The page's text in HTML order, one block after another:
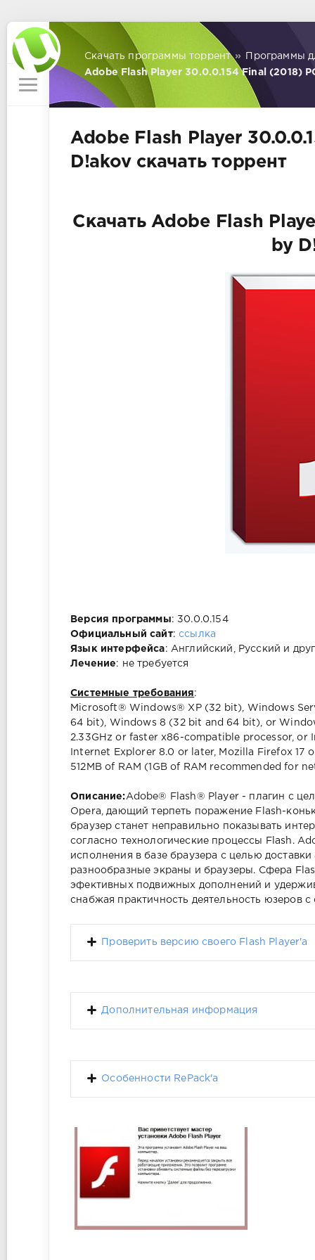
Скачать программы торрент »
Программы
Adobe Flash Player 30.0.0.154 Final (2018)
Adobe Flash Player
D!akov скачать торрент
Скачать Adobe Flash
by
Версия программы: 30.0.0.154
Официальный сайт:ссылка
Язык интерфейса: Английский, Русский и
Лечение: не требуется
Системные требования:
Microsoft® Windows® XP (32 bit), Windows
64 bit), Windows 8 (32 bit and 64 bit), or
2.33GHz or faster x86-compatible processor,
Internet Explorer 8.0 or later, Mozilla Firefox 17
512MB of RAM (1GB of RAM recommended for
Описание:Adobe® Flash® Player - плагин с
Opera, дающий терпеть поражение Flash-
браузер станет неправильно показывать
согласно технологические процессы Flash.
исполнения в базе браузера с целью
разнообразные экраны и браузеры. Сфера
эфективных подвижных дополнений и
снабжая практичность деятельность юзеров
Проверить версию своего Flash Player'а
Дополнительная информация
Особенности RePack'a